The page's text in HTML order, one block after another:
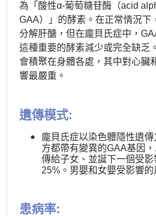
為「酸性α-葡萄糖苷酶（acid
GAA）」的酵素。在正常情況下
分解肝醣，但在龐貝氏症中，
這種重要的酵素減少或完全缺乏
會積聚在身體各處，其中對心臟
響最嚴重。
遺傳模式:
龐貝氏症以染色體隱性遺
方都帶有變異的GAA基因
傳給子女、並誕下一個受
25%。男嬰和女嬰受影響的
患病率: